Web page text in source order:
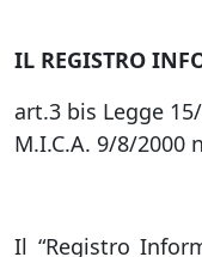
IL REGISTRO
art.3 bis Legge
M.I.C.A. 9/8/2000
Il “Registro